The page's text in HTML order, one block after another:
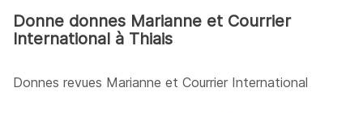
Donne donnes Marianne et Courrier
International à Thiais
Donnes revues Marianne et Courrier International